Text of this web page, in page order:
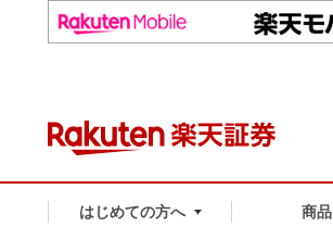
はじめての方へ 商品